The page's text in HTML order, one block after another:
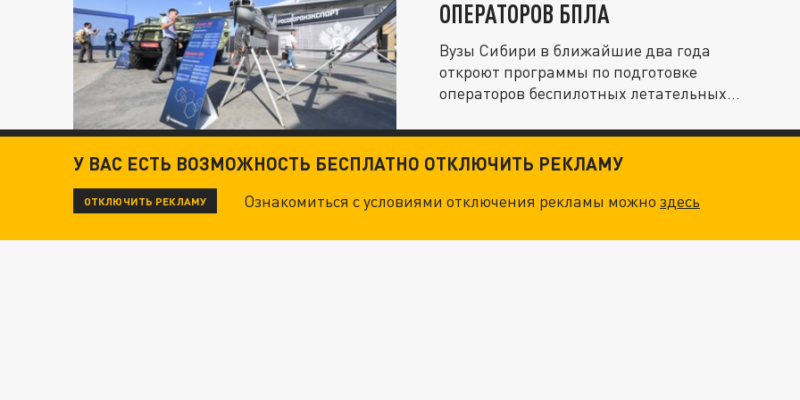
ОПЕРАТОРОВ БПЛА
Вузы Сибири в ближайшие два года
откроют программы по подготовке
операторов беспилотных летательных
У ВАС ЕСТЬ ВОЗМОЖНОСТЬ БЕСПЛАТНО ОТКЛЮЧИТЬ РЕКЛАМУ
ОТКЛЮЧИТЬ РЕКЛАМУ Ознакомиться с условиями отключения рекламы можноздесь